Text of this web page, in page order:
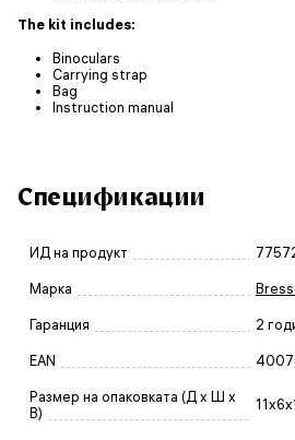
The kit includes:
Binoculars
Carrying strap
Bag
Instruction manual
Спецификации
ИД на продукт
Марка
Гаранция 2
EAN
Размер на опаковката (Д x Ш x
В)